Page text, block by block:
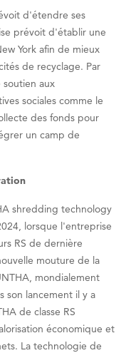
d'étendre ses
prévoit d'établir une
York afin de mieux
de recyclage. Par
soutien aux
sociales comme le
des fonds pour
un camp de
shredding technology
lorsque l'entreprise
RS de dernière
mouture de la
mondialement
son lancement il y a
de classe RS
économique et
La technologie de